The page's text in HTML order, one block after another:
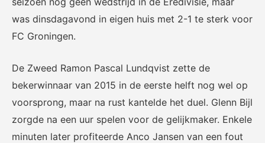
voor het EK Futsal 2022. de KNVB
Eén Tweetje
De online community voor
was dinsdagavond in eigen huis met 2-1 te sterk voor
FC Groningen.
De Zweed Ramon Pascal Lundqvist zette de
bekerwinnaar van 2015 in de eerste helft nog wel op
voorsprong, maar na rust kantelde het duel. Glenn Bijl
zorgde na een uur spelen voor de gelijkmaker. Enkele
minuten later profiteerde Anco Jansen van een fout